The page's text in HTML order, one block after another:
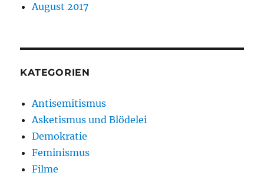
August 2017
KATEGORIEN
Antisemitismus
Asketismus und Blödelei
Demokratie
Feminismus
Filme